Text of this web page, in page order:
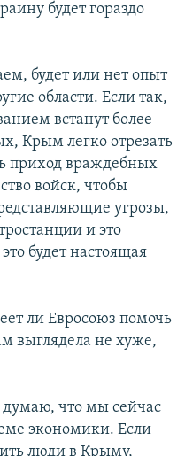
будет гораздо
будет или нет опыт
области. Если так,
встанут более
Крым легко отрезать
приход враждебных
войск, чтобы
угрозы,
и это
будет настоящая
ли Евросоюз помочь
выглядела не хуже,
что мы сейчас
экономики. Если
люди в Крыму,